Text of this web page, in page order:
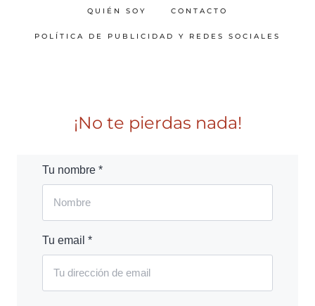
QUIÉN SOY CONTACTO
POLÍTICA DE PUBLICIDAD Y REDES SOCIALES
¡No te pierdas nada!
Tu nombre *
Tu email *